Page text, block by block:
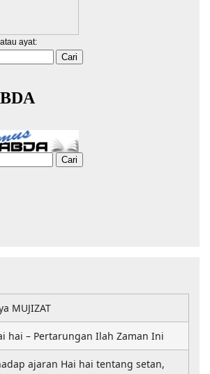
MUJIZAT
hai – Pertarungan Ilah Zaman Ini
ajaran Hai hai tentang setan,